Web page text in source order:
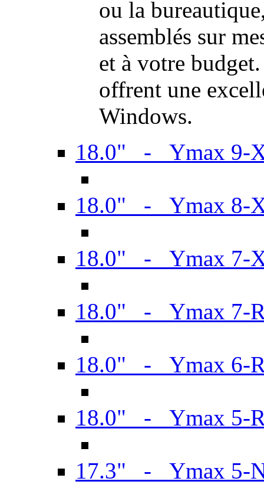
ou la
assemblés sur
et à votre
offrent une
Windows.
18.0" - Ymax 9-
18.0" - Ymax 8-
18.0" - Ymax 7-
18.0" - Ymax 7-
18.0" - Ymax 6-
18.0" - Ymax 5-
17.3" - Ymax 5-